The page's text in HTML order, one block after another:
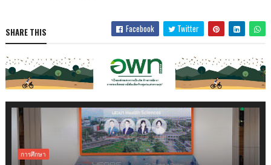
SHARE THIS Facebook Twitter
การศึกษา